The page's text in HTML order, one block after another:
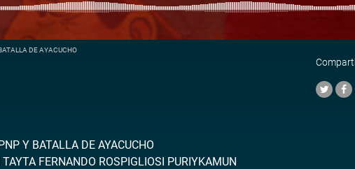
DE AYACUCHO
Y BATALLA DE AYACUCHO
FERNANDO ROSPIGLIOSI PURIYKAMUN